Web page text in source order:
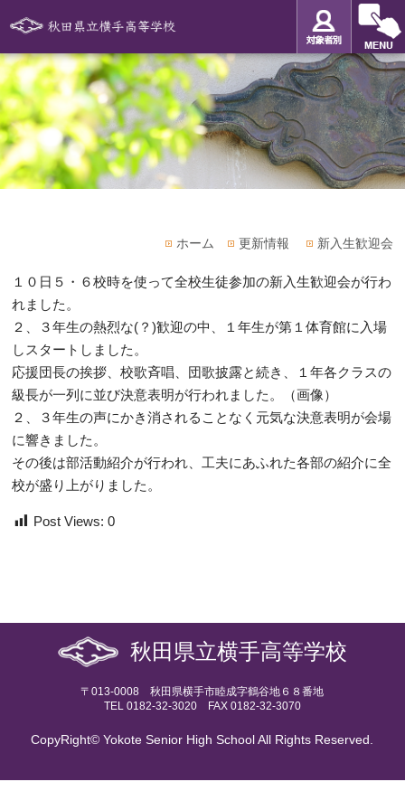
ホーム 更新情報 新入生歓迎会
１０日５・６校時を使って全校生徒参加の新入生歓迎会が行わ
れました。
２、３年生の熱烈な(？)歓迎の中、１年生が第１体育館に入場
しスタートしました。
応援団長の挨拶、校歌斉唱、団歌披露と続き、１年各クラスの
級長が一列に並び決意表明が行われました。（画像）
２、３年生の声にかき消されることなく元気な決意表明が会場
に響きました。
その後は部活動紹介が行われ、工夫にあふれた各部の紹介に全
校が盛り上がりました。
Post Views: 0
秋田県立横手高等学校
〒013-0008 秋田県横手市睦成字鶴谷地６８番地
TEL 0182-32-3020 FAX 0182-32-3070
CopyRight© Yokote Senior High School All Rights Reserved.